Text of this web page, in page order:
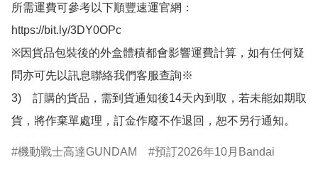
所需運費可參考以下順豐速運官網：
https://bit.ly/3DY0OPc
※因貨品包裝後的外盒體積都會影響運費計算，如有任何疑
問亦可先以訊息聯絡我們客服查詢※
3)　訂購的貨品，需到貨通知後14天內到取，若未能如期取
貨，將作棄單處理，訂金作廢不作退回，恕不另行通知。
機動戰士高達GUNDAM 預訂2026年10月Bandai